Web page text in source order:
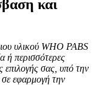
και
υλικού WHO PABS
ή περισσότερες
επιλογής σας, υπό την
σε εφαρμογή την